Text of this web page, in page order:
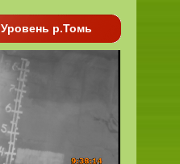
Уровень р.Томь